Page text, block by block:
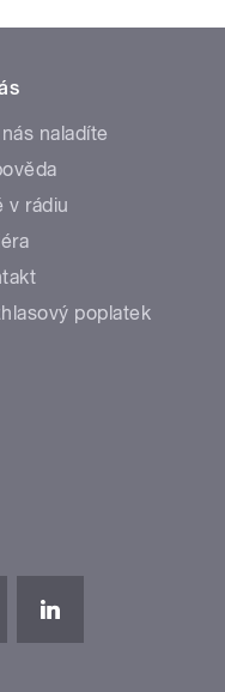
naladíte
v rádiu
poplatek